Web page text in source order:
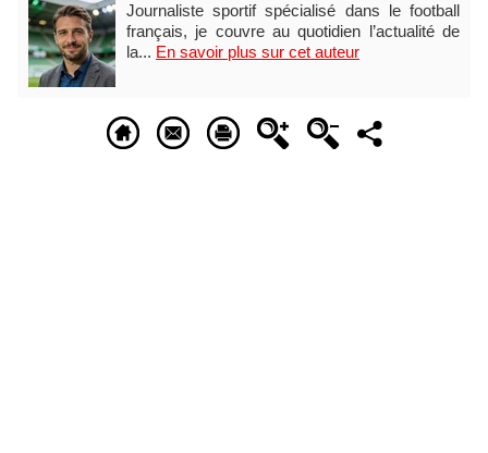
Journaliste sportif spécialisé dans le football
français, je couvre au quotidien l’actualité de
la... En savoir plus sur cet auteur